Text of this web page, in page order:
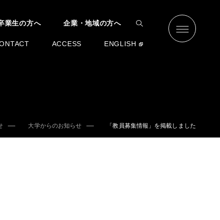
業生の方へ 企業・地域の方へ
ACCESS ENGLISH
大学からのお知らせ 「教員募集情報」を掲載しました